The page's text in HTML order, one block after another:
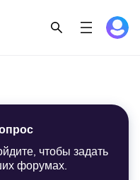
чтобы задать
форумах.